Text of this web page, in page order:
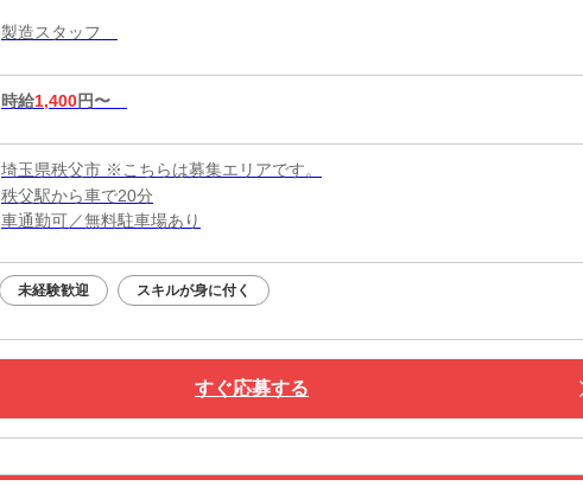
製造スタッフ
時給1,400円〜
埼玉県秩父市 ※こちらは募集エリアです。
秩父駅から車で20分
車通勤可／無料駐車場あり
未経験歓迎 スキルが身に付く
すぐ応募する